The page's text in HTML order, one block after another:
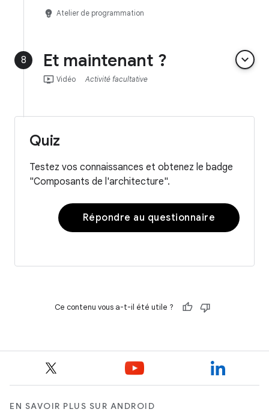
emoji_objects Atelier de programmation
8 Et maintenant ? keyboard_arrow_down
ondemand_video Vidéo Activité facultative
Quiz
Testez vos connaissances et obtenez le badge
"Composants de l'architecture".
Répondre au questionnaire
Ce contenu vous a-t-il été utile ?
EN SAVOIR PLUS SUR ANDROID